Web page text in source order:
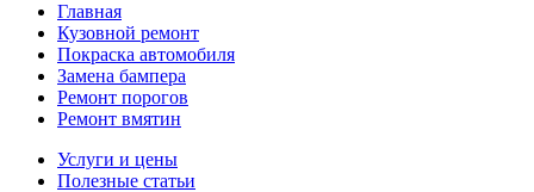
Главная
Кузовной ремонт
Покраска автомобиля
Замена бампера
Ремонт порогов
Ремонт вмятин
Услуги и цены
Полезные статьи